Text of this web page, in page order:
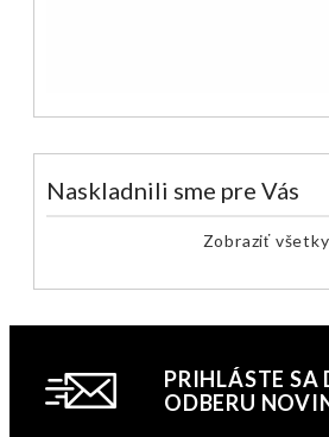
Naskladnili sme pre Vás
Zobraziť všetky
PRIHLÁSTE SA
ODBERU